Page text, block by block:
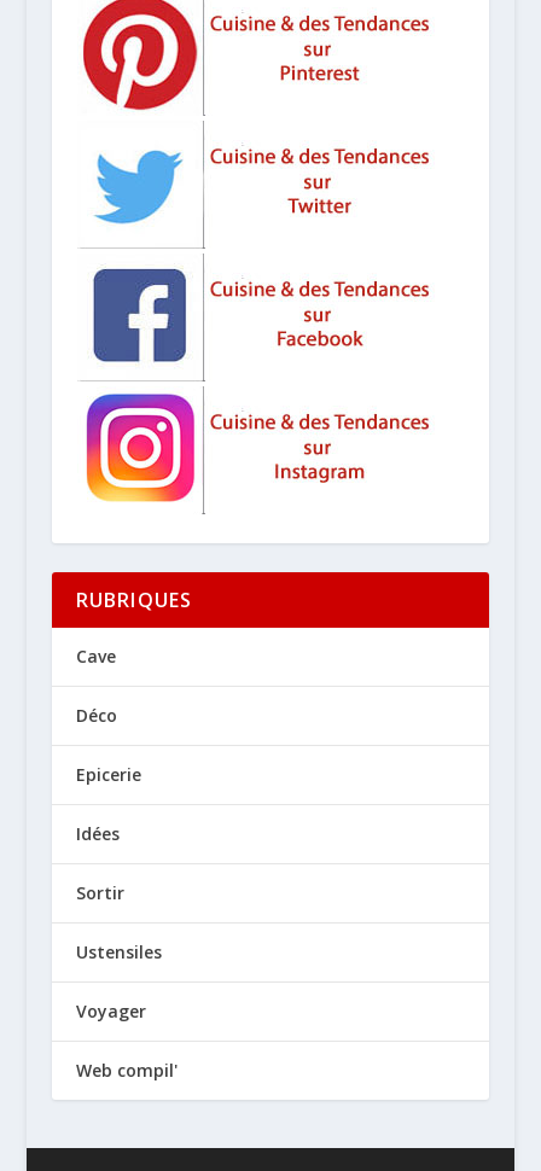
RUBRIQUES
Cave
Déco
Epicerie
Idées
Sortir
Ustensiles
Voyager
Web compil'